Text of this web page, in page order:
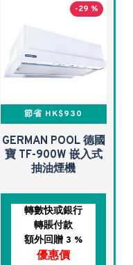
-29 %
節省 HK$930
GERMAN POOL 德國
寶 TF-900W 嵌入式
抽油煙機
轉數快或銀行
轉賬付款
額外回贈 3 %
優惠價